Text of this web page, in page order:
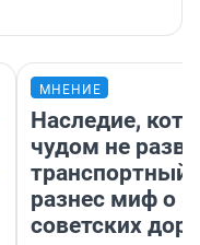
МНЕНИЕ
Наследие,
чудом не
транспортный
разнес миф о
советских